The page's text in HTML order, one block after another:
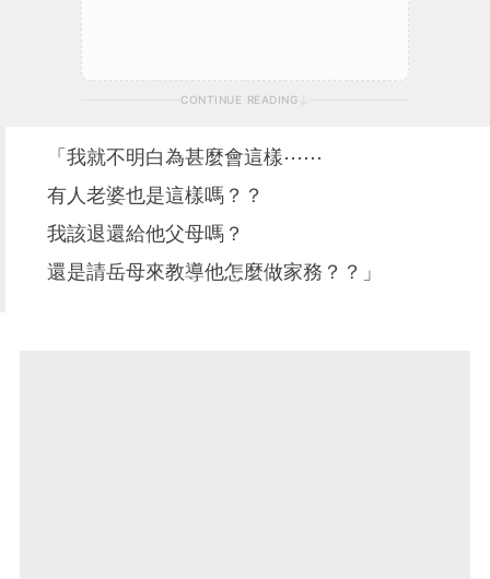
CONTINUE READING
「我就不明白為甚麼會這樣⋯⋯
有人老婆也是這樣嗎？？
我該退還給他父母嗎？
還是請岳母來教導他怎麼做家務？？」